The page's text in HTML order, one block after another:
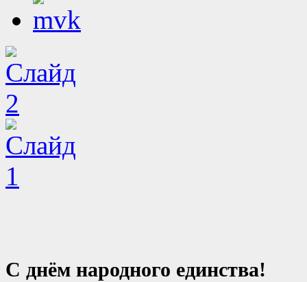
С днём народного единства!